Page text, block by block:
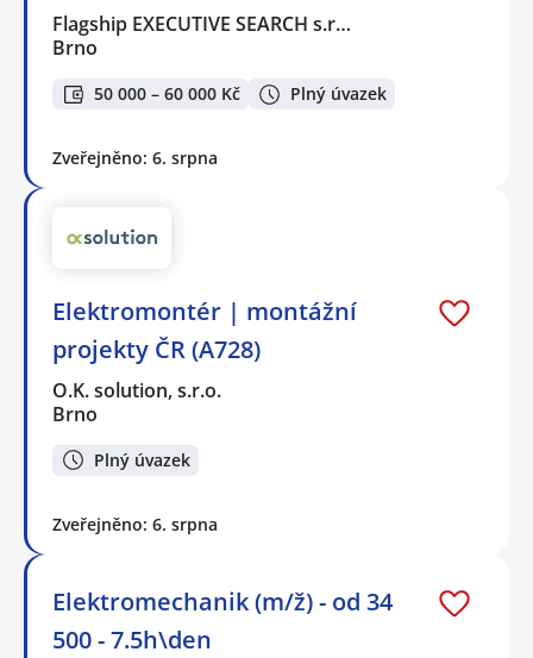
Flagship EXECUTIVE SEARCH s.r…
Brno
50 000 – 60 000 Kč Plný úvazek
Zveřejněno: 6. srpna
Elektromontér | montážní
projekty ČR (A728)
O.K. solution, s.r.o.
Brno
Plný úvazek
Zveřejněno: 6. srpna
Elektromechanik (m/ž) - od 34
500 - 7.5h\den